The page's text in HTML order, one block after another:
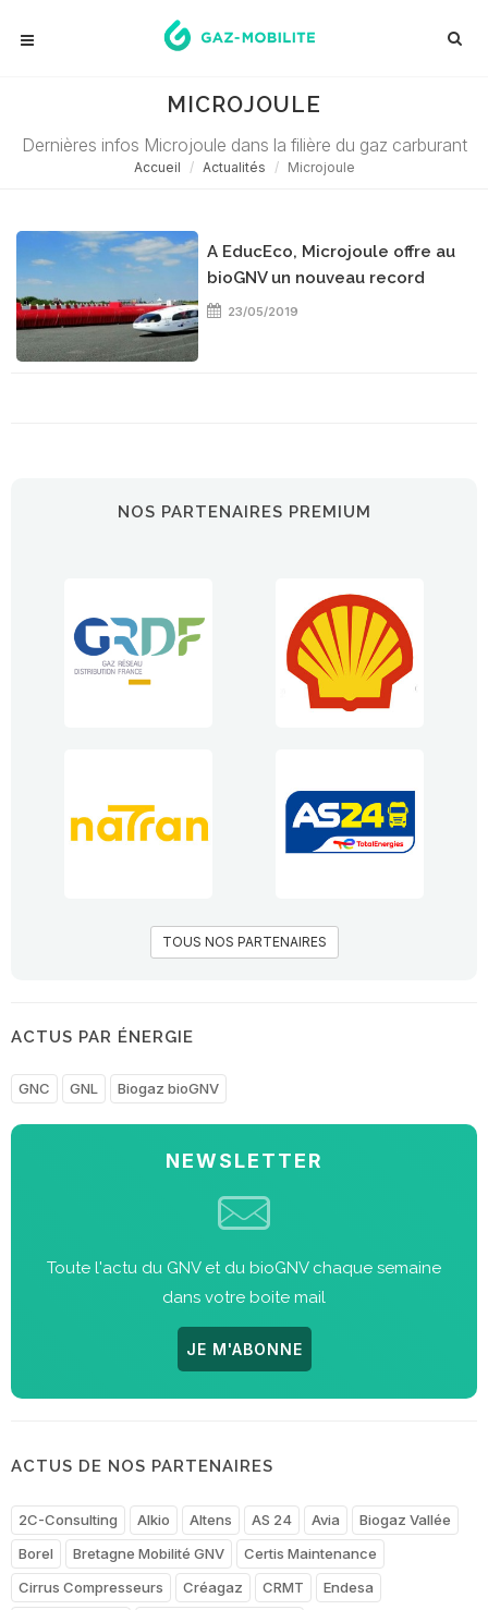
MICROJOULE
Dernières infos Microjoule dans la filière du gaz carburant
Accueil Actualités Microjoule
A EducEco, Microjoule offre au
bioGNV un nouveau record
23/05/2019
NOS PARTENAIRES PREMIUM
TOUS NOS PARTENAIRES
ACTUS PAR ÉNERGIE
GNC GNL Biogaz bioGNV
NEWSLETTER
Toute l'actu du GNV et du bioGNV chaque semaine
dans votre boite mail
JE M'ABONNE
ACTUS DE NOS PARTENAIRES
2C-Consulting Alkio Altens AS 24 Avia
Biogaz Vallée
Borel
Bretagne Mobilité GNV
Certis Maintenance
Cirrus Compresseurs
Créagaz CRMT
Endesa